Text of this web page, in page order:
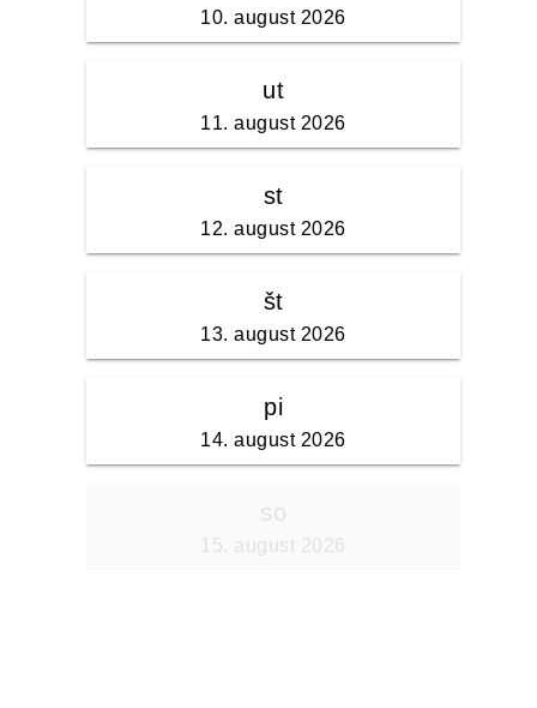
10. august 2026
ut
11. august 2026
st
12. august 2026
št
13. august 2026
pi
14. august 2026
so
15. august 2026